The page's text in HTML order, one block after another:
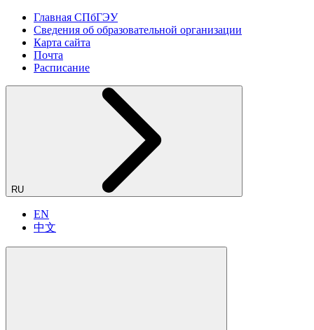
Главная СПбГЭУ
Сведения об образовательной организации
Карта сайта
Почта
Расписание
RU
EN
中文